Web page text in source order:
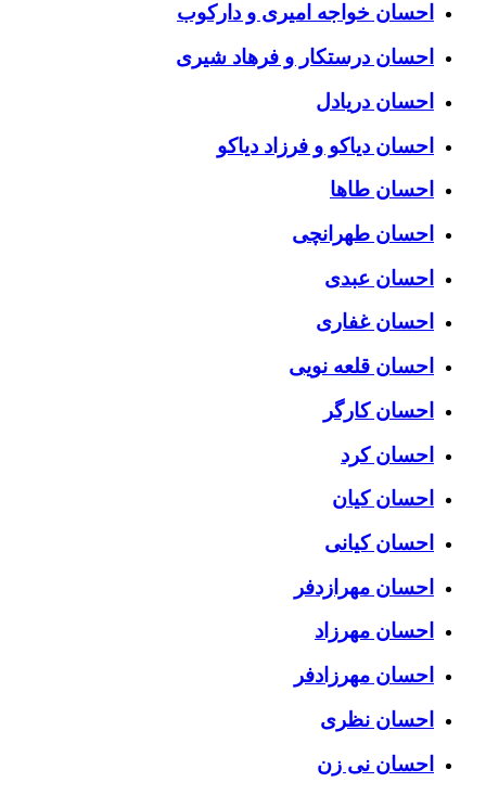
احسان خواجه امیری و دارکوب
احسان درستكار و فرهاد شيرى
احسان دریادل
احسان دیاکو و فرزاد دیاکو
احسان طاها
احسان طهرانچی
احسان عبدی
احسان غفاری
احسان قلعه نویی
احسان کارگر
احسان کرد
احسان کیان
احسان کیانی
احسان مهرازدفر
احسان مهرزاد
احسان مهرزادفر
احسان نظری
احسان نی زن